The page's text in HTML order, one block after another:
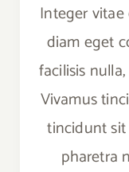
Integer
diam eget
facilisis
Vivamus
tincidunt
pharetra